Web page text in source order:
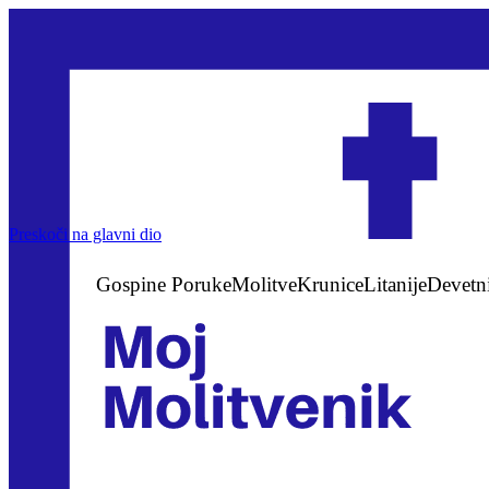
Preskoči na glavni dio
Gospine PorukeMolitveKruniceLitanije